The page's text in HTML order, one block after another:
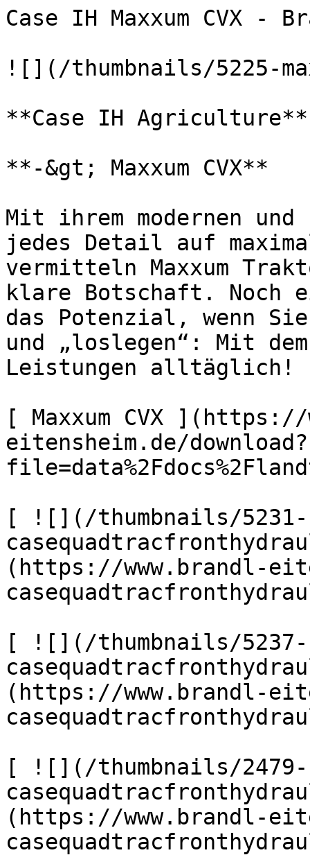
Case IH Maxxum
![](/thumbnails/5225-
**Case IH Agriculture**
**-&gt; Maxxum CVX**
Mit ihrem modernen
jedes Detail auf
vermitteln Maxxum
klare Botschaft. Noch
das Potenzial, wenn
und „loslegen“: Mit dem
Leistungen alltäglich!
[ Maxxum CVX ](https://
eitensheim.de/download?
[ ![](/thumbnails/5231-
(https://www.brandl-
[ ![](/thumbnails/5237-
(https://www.brandl-
[ ![](/thumbnails/2479-
(https://www.brandl-